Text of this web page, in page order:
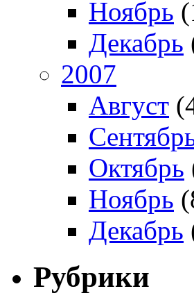
Ноябрь
Декабрь
2007
Август
Октябрь
Ноябрь
Декабрь
Рубрики